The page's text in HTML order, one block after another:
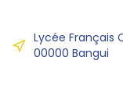
Lycée Français
00000 Bangui